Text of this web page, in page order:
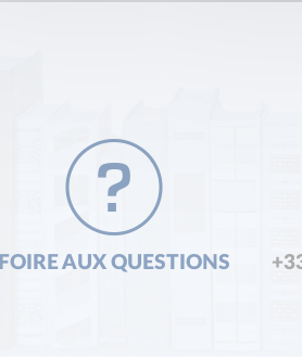
FOIRE AUX QUESTIONS